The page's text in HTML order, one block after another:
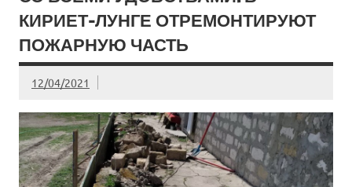
КИРИЕТ-ЛУНГЕ ОТРЕМОНТИРУЮТ
ПОЖАРНУЮ ЧАСТЬ
12/04/2021